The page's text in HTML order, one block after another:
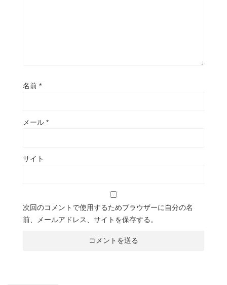
名前 *
メール *
サイト
次回のコメントで使用するためブラウザーに自分の名
前、メールアドレス、サイトを保存する。